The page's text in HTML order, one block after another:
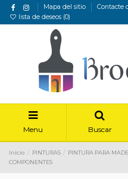
Mapa del sitio
Contacte
lista de deseos (0)
Menu Buscar
Inicio PINTURAS PINTURA PARA
COMPONENTES